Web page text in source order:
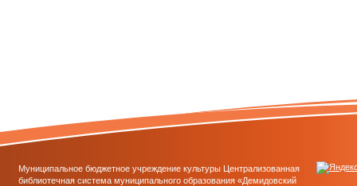
Муниципальное бюджетное учреждение культуры Централизованная
библиотечная система муниципального образования «Демидовский